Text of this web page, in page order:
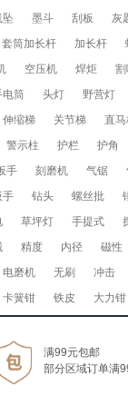
坠 墨斗 刮板
灰
套筒加长杆 加长杆
空压机 焊炬
电筒 头灯
野营灯
伸缩梯 关节梯
直
警示柱 护栏
护角
手 刻磨机 气锯
手 钻头 螺丝批
草坪灯 手提式
精度 内径
磁性
电磨机 无刷
冲击
卡簧钳 铁皮 大力钳
满99元包邮
部分区域订单满